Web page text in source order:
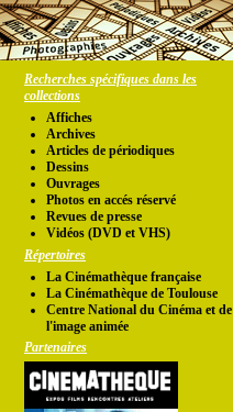
Recherches spécifiques dans les
collections
Affiches
Archives
Articles de périodiques
Dessins
Ouvrages
Photos en accés réservé
Revues de presse
Vidéos (DVD et VHS)
Répertoires
La Cinémathèque française
La Cinémathèque de Toulouse
Centre National du Cinéma et de
l'image animée
Partenaires